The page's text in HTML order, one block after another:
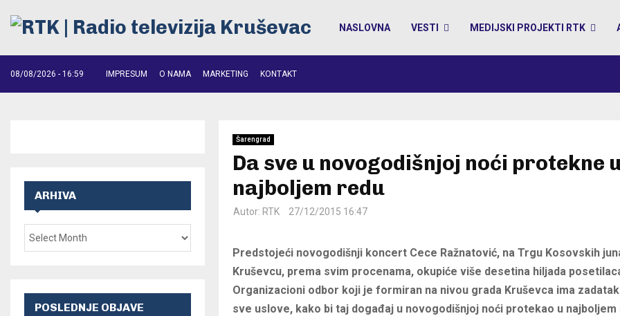
NASLOVNA VESTI MEDIJSKI PROJEKTI RTK
08/08/2026 - 16:59 IMPRESUM O NAMA MARKETING KONTAKT
Šarengrad
Da sve u novogodišnjoj noći protekne
najboljem redu
Autor: RTK 27/12/2015 16:47
Predstojeći novogodišnji koncert Cece Ražnatović, na Trgu Kosovskih
Kruševcu, prema svim procenama, okupiće više desetina hiljada
Organizacioni odbor koji je formiran na nivou grada Kruševca ima
sve uslove, kako bi taj događaj u novogodišnjoj noći protekao u najboljem
ARHIVA
POSLEDNJE OBJAVE